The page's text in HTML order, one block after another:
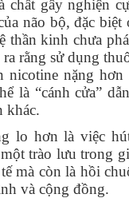
chất gây nghiện
não bộ, đặc biệt
thần kinh chưa
rằng sử dụng
nicotine nặng
là “cánh cửa”
khác.
lo hơn là việc
trào lưu trong
mà còn là hồi
và cộng đồng.